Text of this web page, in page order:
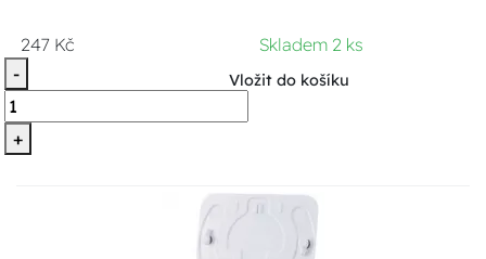
247 Kč
Skladem 2 ks
-
+
Vložit do košíku